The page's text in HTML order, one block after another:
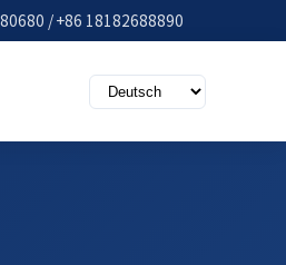
/ +86 18182688890